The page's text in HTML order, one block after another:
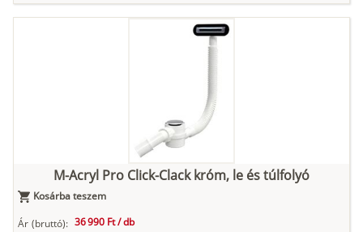
M-Acryl Pro Click-Clack króm, le és túlfolyó
Kosárba teszem
Ár (bruttó): 36 990 Ft /db